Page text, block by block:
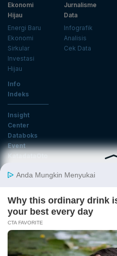
Ekonomi
Hijau
Energi Baru
Ekonomi
Sirkular
Investasi
Hijau
Jurnalisme
Data
Infografik
Analisis
Cek Data
Info
Indeks
Insight
Center
Databoks
Event
KatadataOto
Email